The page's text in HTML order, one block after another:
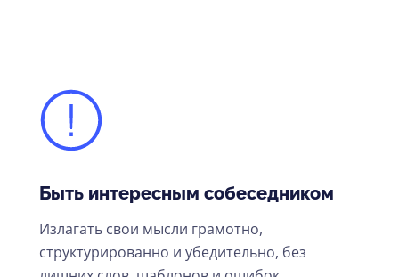
Быть интересным собеседником
Излагать свои мысли грамотно,
структурированно и убедительно, без